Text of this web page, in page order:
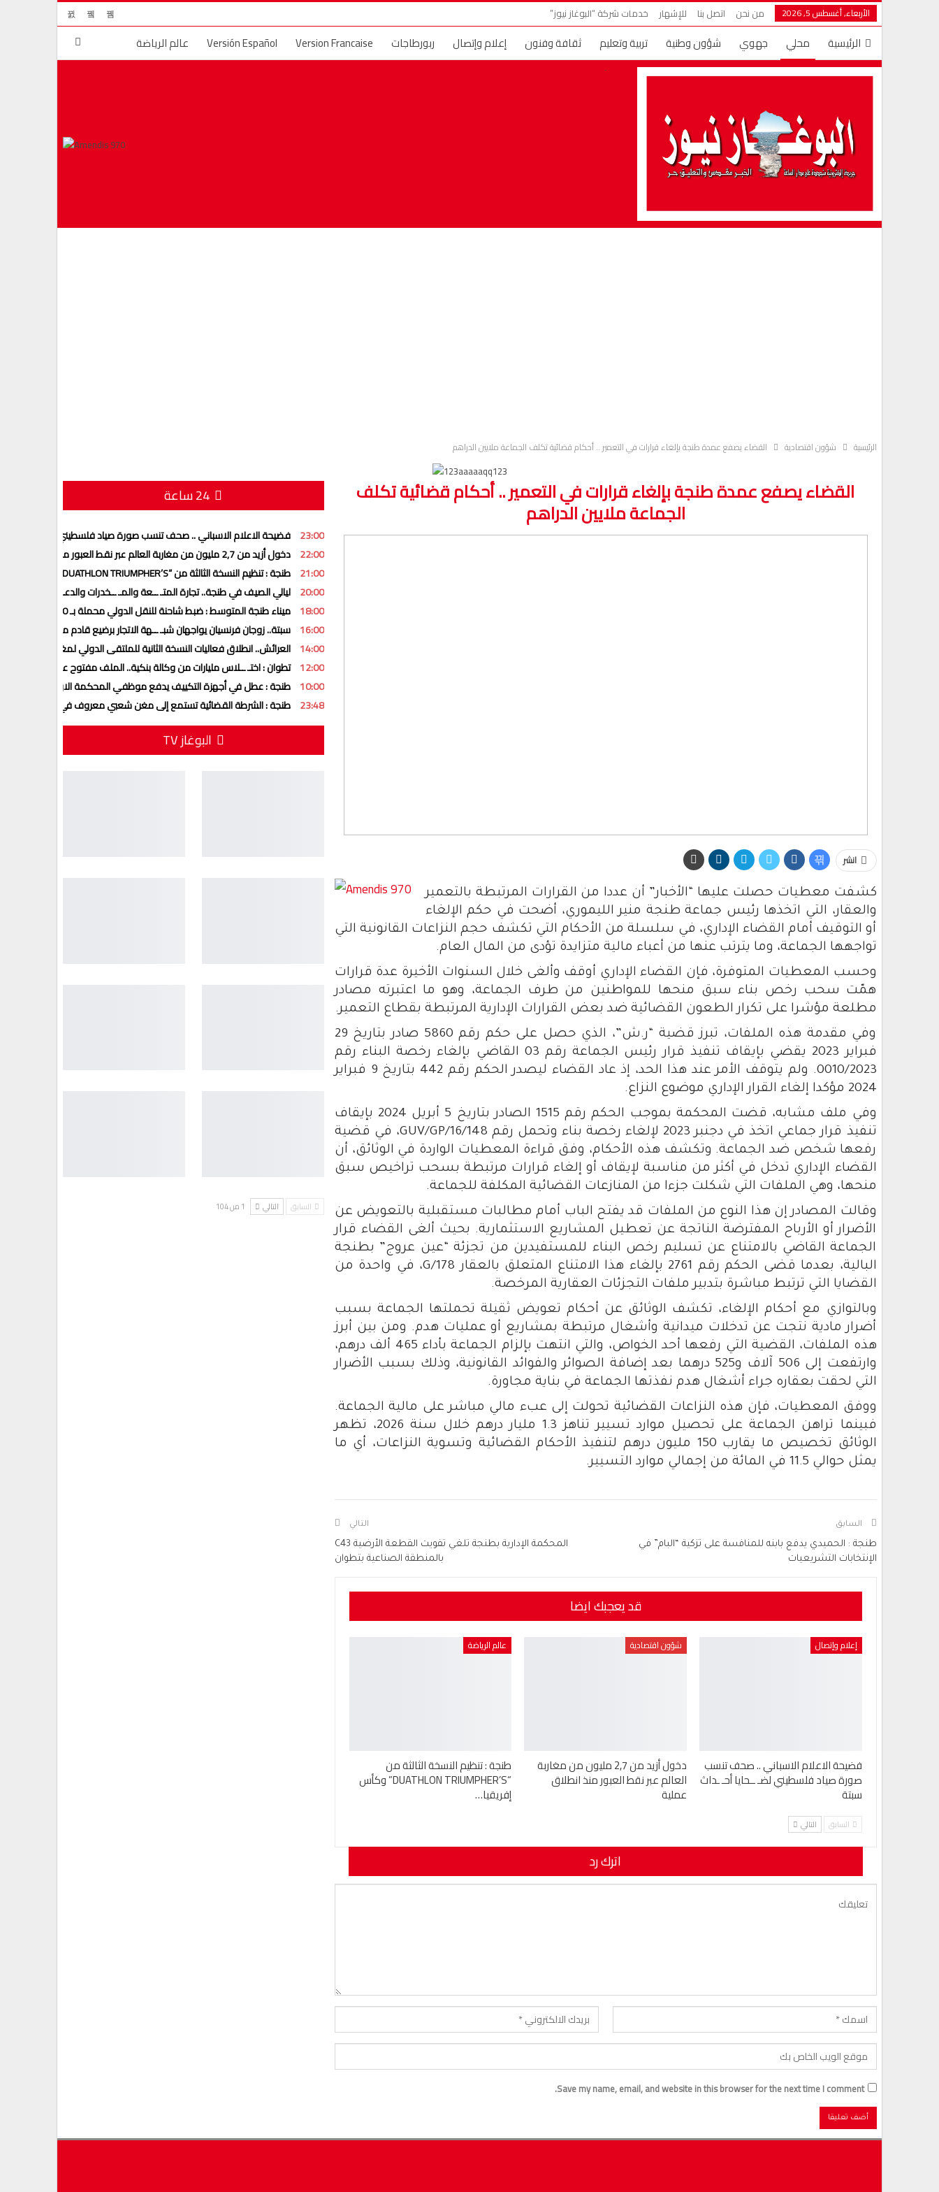
الأربعاء, أغسطس 5, 2026 من نحن اتصل بنا للإشهار خدمات شركة “البوغاز نيوز”
الرئيسية محلي جهوي شؤون وطنية تربية وتعليم ثقافة وفنون إعلام وإتصال ربورطاجات Version Francaise
Versión Español
عالم الرياضة
دين ودنيا
عالم الأسرة المزيد قضايا وأراء تهاني وأماني
مال وأعمال مغاربة العالم
الرئيسية شؤون اقتصادية القضاء يصفع عمدة طنجة بإلغاء قرارات في التعمير .. أحكام قضائية تكلف الجماعة ملايين الدراهم
القضاء يصفع عمدة طنجة بإلغاء قرارات في التعمير .. أحكام قضائية تكلف
الجماعة ملايين الدراهم
انشر
كشفت معطيات حصلت عليها “الأخبار” أن عددا من القرارات المرتبطة بالتعمير
والعقار، التي اتخذها رئيس جماعة طنجة منير الليموري، أضحت في حكم الإلغاء
أو التوقيف أمام القضاء الإداري، في سلسلة من الأحكام التي تكشف حجم النزاعات القانونية التي
تواجهها الجماعة، وما يترتب عنها من أعباء مالية متزايدة تؤدى من المال العام.
وحسب المعطيات المتوفرة، فإن القضاء الإداري أوقف وألغى خلال السنوات الأخيرة عدة قرارات
همّت سحب رخص بناء سبق منحها للمواطنين من طرف الجماعة، وهو ما اعتبرته مصادر
مطلعة مؤشرا على تكرار الطعون القضائية ضد بعض القرارات الإدارية المرتبطة بقطاع التعمير.
وفي مقدمة هذه الملفات، تبرز قضية “ر.ش”، الذي حصل على حكم رقم 5860 صادر بتاريخ 29
فبراير 2023 يقضي بإيقاف تنفيذ قرار رئيس الجماعة رقم 03 القاضي بإلغاء رخصة البناء رقم
0010/2023. ولم يتوقف الأمر عند هذا الحد، إذ عاد القضاء ليصدر الحكم رقم 442 بتاريخ 9 فبراير
2024 مؤكدا إلغاء القرار الإداري موضوع النزاع.
وفي ملف مشابه، قضت المحكمة بموجب الحكم رقم 1515 الصادر بتاريخ 5 أبريل 2024 بإيقاف
تنفيذ قرار جماعي اتخذ في دجنبر 2023 لإلغاء رخصة بناء وتحمل رقم 148/GUV/GP/16، في قضية
رفعها شخص ضد الجماعة. وتكشف هذه الأحكام، وفق قراءة المعطيات الواردة في الوثائق، أن
القضاء الإداري تدخل في أكثر من مناسبة لإيقاف أو إلغاء قرارات مرتبطة بسحب تراخيص سبق
منحها، وهي الملفات التي شكلت جزءا من المنازعات القضائية المكلفة للجماعة.
وقالت المصادر إن هذا النوع من الملفات قد يفتح الباب أمام مطالبات مستقبلية بالتعويض عن
الأضرار أو الأرباح المفترضة الناتجة عن تعطيل المشاريع الاستثمارية. بحيث ألغى القضاء قرار
الجماعة القاضي بالامتناع عن تسليم رخص البناء للمستفيدين من تجزئة “عين عروج” بطنجة
البالية، بعدما قضى الحكم رقم 2761 بإلغاء هذا الامتناع المتعلق بالعقار G/178، في واحدة من
القضايا التي ترتبط مباشرة بتدبير ملفات التجزئات العقارية المرخصة.
وبالتوازي مع أحكام الإلغاء، تكشف الوثائق عن أحكام تعويض ثقيلة تحملتها الجماعة بسبب
أضرار مادية نتجت عن تدخلات ميدانية وأشغال مرتبطة بمشاريع أو عمليات هدم. ومن بين أبرز
هذه الملفات، القضية التي رفعها أحد الخواص، والتي انتهت بإلزام الجماعة بأداء 465 ألف درهم،
وارتفعت إلى 506 آلاف و525 درهما بعد إضافة الصوائر والفوائد القانونية، وذلك بسبب الأضرار
التي لحقت بعقاره جراء أشغال هدم نفذتها الجماعة في بناية مجاورة.
ووفق المعطيات، فإن هذه النزاعات القضائية تحولت إلى عبء مالي مباشر على مالية الجماعة.
فبينما تراهن الجماعة على تحصيل موارد تسيير تناهز 1.3 مليار درهم خلال سنة 2026، تظهر
الوثائق تخصيص ما يقارب 150 مليون درهم لتنفيذ الأحكام القضائية وتسوية النزاعات، أي ما
يمثل حوالي 11.5 في المائة من إجمالي موارد التسيير.
السابق
طنجة : الحميدي يدفع بابنه للمنافسة على تزكية “البام” في
الإنتخابات التشريعيات
التالي
المحكمة الإدارية بطنجة تلغي تفويت القطعة الأرضية C43
بالمنطقة الصناعية بتطوان
قد يعجبك ايضا
إعلام وإتصال
فضيحة الاعلام الاسباني .. صحف تنسب
صورة صياد فلسطيني لضـ ــحايا أحـ ـداث
سبتة
شؤون اقتصادية
دخول أزيد من 2,7 مليون من مغاربة
العالم عبر نقط العبور منذ انطلاق
عملية
عالم الرياضة
طنجة : تنظيم النسخة الثالثة من
“DUATHLON TRIUMPHER’S” وكأس
إفريقيا…
السابق التالي
اترك رد
لن يتم نشر عنوان بريدك الإلكتروني.
Save my name, email, and website in this browser for the next time I comment.
23:00 فضيحة الاعلام الاسباني .. صحف تنسب صورة صياد فلسطيني لضـ ــحايا أحـ
22:00 دخول أزيد من 2,7 مليون من مغاربة العالم عبر نقط العبور منذ انطلاق عملية
21:00 طنجة : تنظيم النسخة الثالثة من “DUATHLON TRIUMPHER’S” وكأس إفريقيا للدوياتلون
20:00 ليالي الصيف في طنجة.. تجارة المتـ ــعة والمـ ــخدرات والدعـ ـــارة بعيدا
18:00 ميناء طنجة المتوسط : ضبط شاحنة للنقل الدولي محملة بـ 350 كلغ من الحشـ ـيش
16:00 سبتة.. زوجان فرنسيان يواجهان شبـ ــهة الاتجار برضيع قادم من المغرب
14:00 العرائش.. انطلاق فعاليات النسخة الثانية للملتقى الدولي لمغاربة العالم
12:00 تطوان : اختـ ــلاس مليارات من وكالة بنكية.. الملف مفتوح على تطورات
10:00 طنجة : عطل في أجهزة التكييف يدفع موظفي المحكمة الابتدائية للتوقف
23:48 طنجة : الشرطة القضائية تستمع إلى مغن شعبي معروف في قضية اختـ
البوغاز TV
السابق التالي 1 من 104